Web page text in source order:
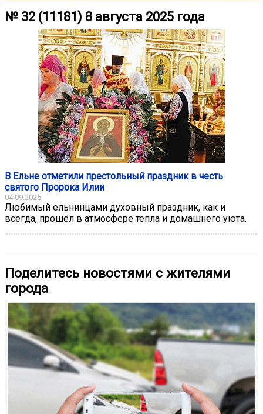
№ 32 (11181) 8 августа 2025 года
В Ельне отметили престольный праздник в честь
святого Пророка Илии
04.09.2025
Любимый ельнинцами духовный праздник, как и
всегда, прошёл в атмосфере тепла и домашнего уюта.
Поделитесь новостями с жителями
города